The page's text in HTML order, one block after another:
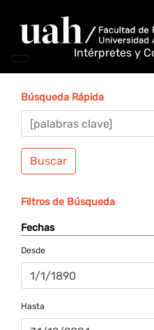
Intérpretes y
Búsqueda Rápida
Buscar
Filtros de Búsqueda
Fechas
Desde
Hasta